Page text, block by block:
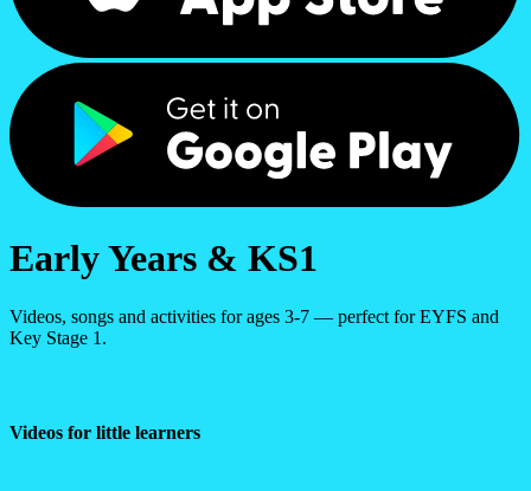
Early Years & KS1
Videos, songs and activities for ages 3-7 — perfect for EYFS and
Key Stage 1.
Videos for little learners